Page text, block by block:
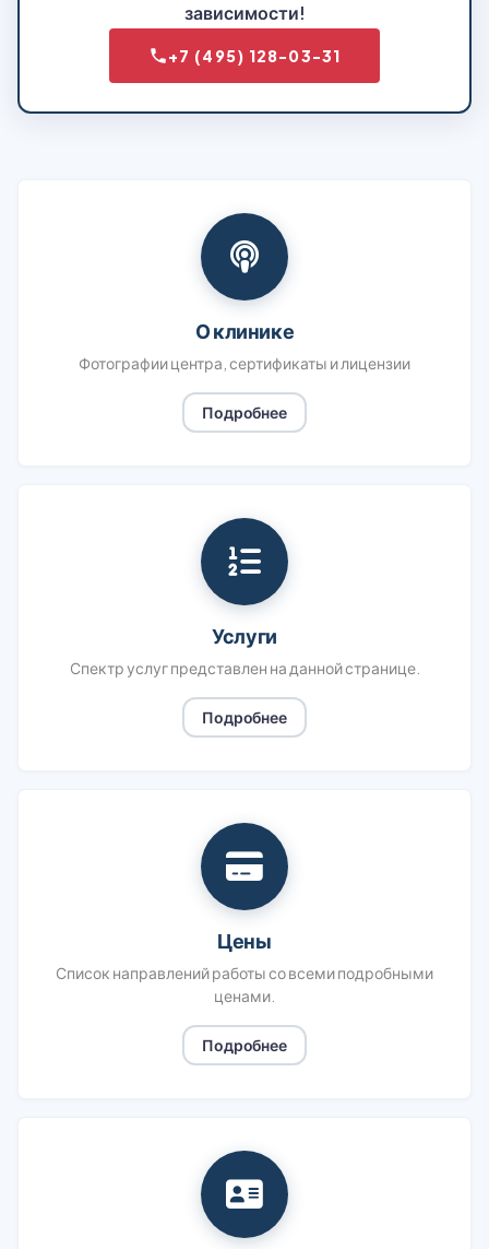
зависимости!
+7 (495) 128-03-31
О клинике
Фотографии центра, сертификаты и лицензии
Подробнее
Услуги
Спектр услуг представлен на данной странице.
Подробнее
Цены
Список направлений работы со всеми подробными
ценами.
Подробнее